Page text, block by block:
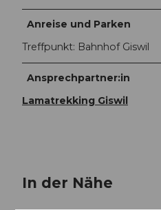
Anreise und Parken
Treffpunkt: Bahnhof Giswil
Ansprechpartner:in
Lamatrekking Giswil
In der Nähe